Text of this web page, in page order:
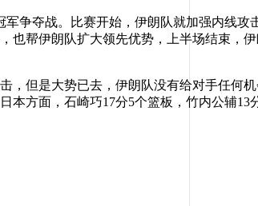
夺战。比赛开始，伊朗队就加强内线攻
也帮伊朗队扩大领先优势，上半场结束，
是大势已去，伊朗队没有给对手任何机
方面，石崎巧17分5个篮板，竹内公辅